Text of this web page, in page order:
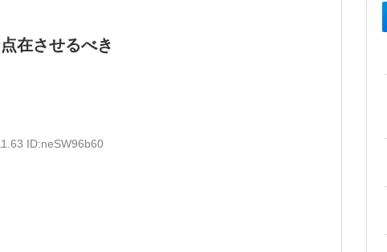
在させるべき
ID:neSW96b60